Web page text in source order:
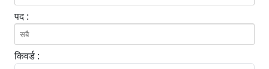
पद :
किवर्ड :